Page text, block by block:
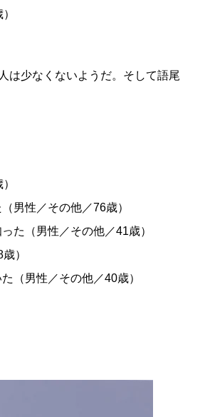
は少なくないようだ。そして語尾
男性／その他／76歳）
た（男性／その他／41歳）
）
（男性／その他／40歳）